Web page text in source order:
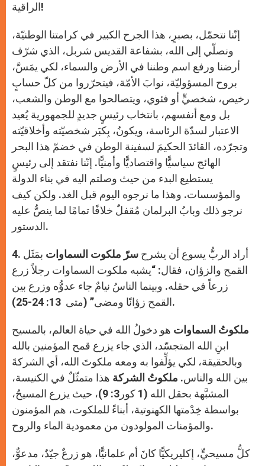
الراقية!
إنّنا نتحمّل، بصبرٍ، هذا الجرح الكبير في كرامتنا الوطنيّة،
ونصلّي إلى الله، بشفاعة القديس شربل، الذي شرّف
أرضنا ورفع اسم وطننا في الأرض والسماء، لكي يمَسَّ،
بروح المسؤوليّة، نوابَ الأمّة، فيتحرّروا من كلّ حسابٍ
رخيص، شخصيٍّ أو فئوي، ويتصالحوا مع الوطن والشعب،
بل ومع أنفسهم، بانتخاب رئيسٍ جديدٍ للجمهورية يُعيد
الاعتبار لسدّة الرئاسة، ويكونُ، بِكبَر شخصيّته وأخلاقيّته
وتجرّده، القائدَ الحكيمَ لسفينة الوطن في خضمّ هذا البحر
الهائج سياسيًّا واقتصاديًّا وأمنيًّا. إنّنا نفتقد إلى رئيسٍ
يستطيع البدء من حيث وصلتم اليه في بناء الدولة
والمؤسسات. وهذا ما نرجوه اليوم قبل الغد. ولكن كيف
نرجو ذلك وبابُ البرلمان مُقفلٌ خلافًا تمامًا لما ينصُّ عليه
الدستور.
4. أراد الربُّ يسوع أن يشرح سرّ ملكوت السماوات بمَثَل
القمح والزؤان، فقال: “يشبه ملكوت السماوات رجلاً زرع
زرعاً في حقله. وبينما الناسُ نيامٌ جاء عدوُّه وزرع بين
القمح زؤانًا ومضى” (متى 13: 24-25).
ملكوتُ السماوات هو دخولُ الله في حياة العالم، بالمسيح
ابنِ الله المتجسّد، الذي جاء يزرع قمح المؤمنين بالله
وبالحقيقة، لكي يؤلِّفوا به ومعه ملكوتَ الله، أي الشركةَ
بين الله والناس. ملكوتُ الشركة هذا متمثّلٌ في الكنيسة،
المشبَّهة بحقل الله (1 كور3: 9)، حيث يزرع المسيحُ،
بواسطة خِدْمتها الكهنوتية، أبناءً للملكوت، هم المؤمنون
والمؤمنات المولودون من معمودية الماء والروح.
كلُّ مسيحيٍّ، إكليريكيًّا كانَ أم علمانيًّا، هو زرعٌ جيّدٌ، مدعوٌّ،